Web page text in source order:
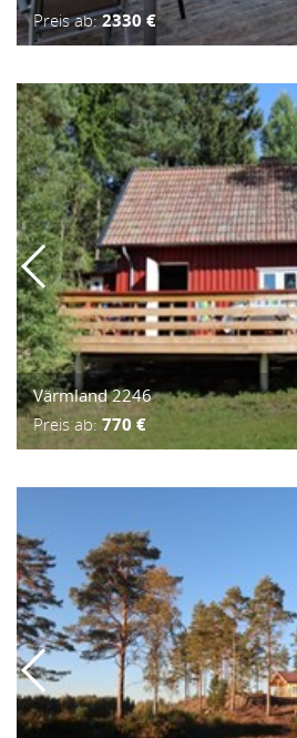
Preis ab:2330 €
Värmland 2246
Preis ab: 770 €